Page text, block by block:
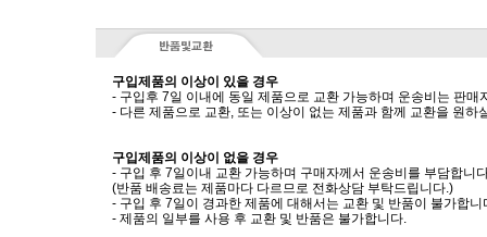
구입제품의 이상이 있을 경우
- 구입후 7일 이내에 동일 제품으로 교환 가능하며 운송비는 판매
- 다른 제품으로 교환, 또는 이상이 없는 제품과 함께 교환을 원하
구입제품의 이상이 없을 경우
- 구입 후 7일이내 교환 가능하며 구매자께서 운송비를 부담합니
(반품 배송료는 제품마다 다르므로 전화상담 부탁드립니다.)
- 구입 후 7일이 경과한 제품에 대해서는 교환 및 반품이 불가합니
- 제품의 일부를 사용 후 교환 및 반품은 불가합니다.